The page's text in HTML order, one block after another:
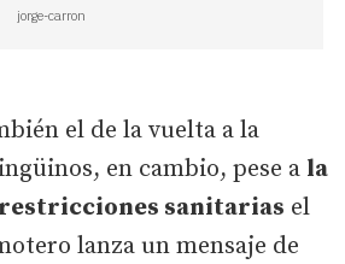
jorge-carron
el de la vuelta a la
en cambio, pese a la
sanitarias el
lanza un mensaje de